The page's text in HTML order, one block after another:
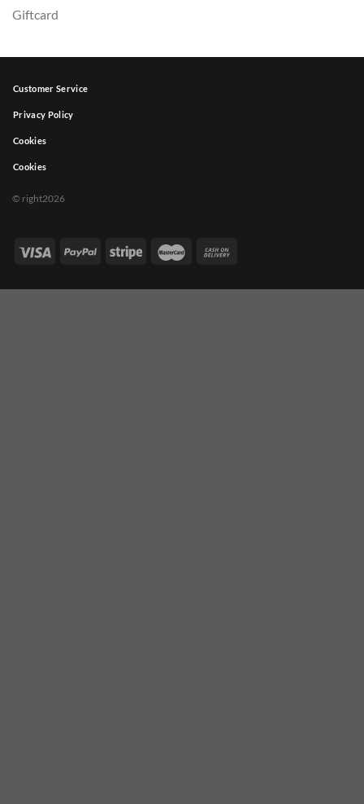
Giftcard
Customer Service
Privacy Policy
Cookies
Cookies
© right2026